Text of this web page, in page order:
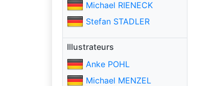
Michael RIENECK
Stefan STADLER
Illustrateurs
Anke POHL
Michael MENZEL